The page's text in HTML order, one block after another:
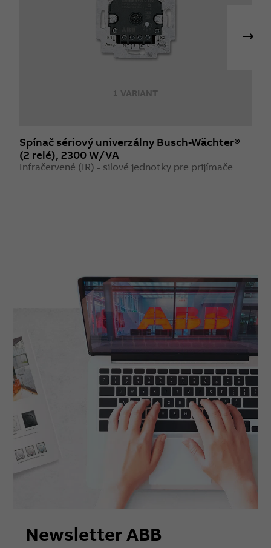
1 VARIANT
Spínač sériový univerzálny Busch-Wächter®
(2 relé), 2300 W/VA
Infračervené (IR) - silové jednotky pre prijímače
Newsletter ABB